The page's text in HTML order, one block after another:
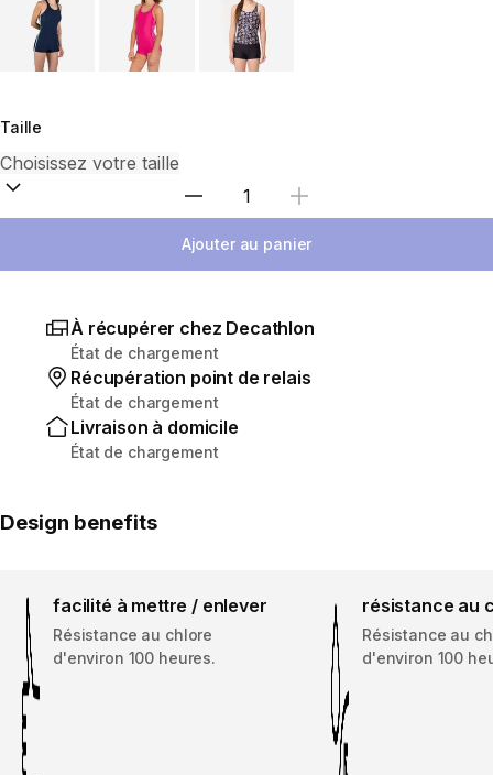
Taille
Sélectionnez la quantité
Ajouter au panier
À récupérer chez Decathlon
État de chargement
Récupération point de relais
État de chargement
Livraison à domicile
État de chargement
Design benefits
facilité à mettre / enlever
Résistance au chlore
d'environ 100 heures.
résistance au
Résistance au
d'environ 100